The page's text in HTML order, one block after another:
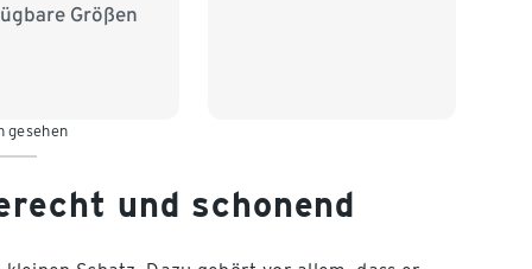
Größen
86/92
gesehen
und schonend